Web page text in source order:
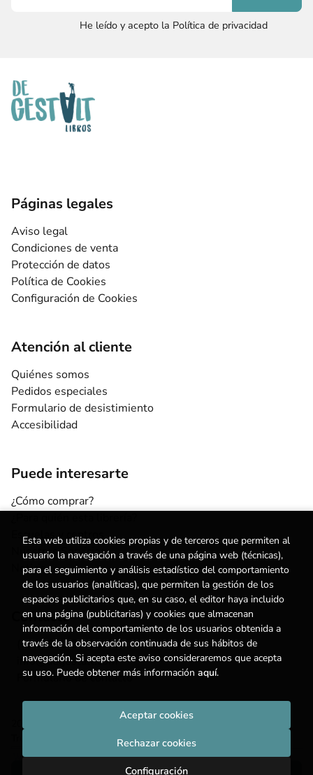
He leído y acepto la Política de privacidad
Páginas legales
Aviso legal
Condiciones de venta
Protección de datos
Política de Cookies
Configuración de Cookies
Atención al cliente
Quiénes somos
Pedidos especiales
Formulario de desistimiento
Accesibilidad
Puede interesarte
¿Cómo comprar?
Escuelas y centros
Nuestros Servicios
Noticias
Contacto
(+34) 615 55 96 54
info@degestalt.com
Formulario de contacto
2026 ©
. Todos los Derechos Reservados |
Esta web utiliza cookies propias y de terceros que permiten al
usuario la navegación a través de una página web (técnicas),
para el seguimiento y análisis estadístico del comportamiento
de los usuarios (analíticas), que permiten la gestión de los
espacios publicitarios que, en su caso, el editor haya incluido
en una página (publicitarias) y cookies que almacenan
información del comportamiento de los usuarios obtenida a
través de la observación continuada de sus hábitos de
navegación. Si acepta este aviso consideraremos que acepta
su uso. Puede obtener más información aquí.
Configuración
Rechazar cookies
Aceptar cookies